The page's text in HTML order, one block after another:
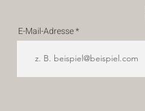
E-Mail-Adresse